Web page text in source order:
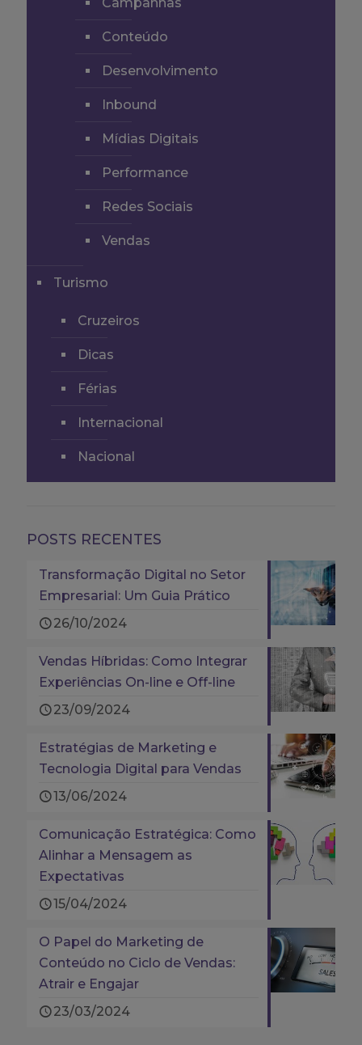
Conteúdo
Desenvolvimento
Inbound
Mídias Digitais
Performance
Redes Sociais
Vendas
Turismo
Cruzeiros
Dicas
Férias
Internacional
Nacional
POSTS RECENTES
Transformação Digital no Setor
Empresarial: Um Guia Prático
26/10/2024
Vendas Híbridas: Como Integrar
Experiências On-line e Off-line
23/09/2024
Estratégias de Marketing e
Tecnologia Digital para Vendas
13/06/2024
Comunicação Estratégica: Como
Alinhar a Mensagem as
Expectativas
15/04/2024
O Papel do Marketing de
Conteúdo no Ciclo de Vendas:
Atrair e Engajar
23/03/2024